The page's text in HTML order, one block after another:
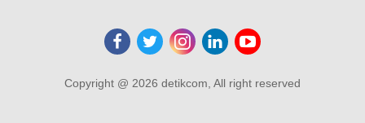
Copyright @ 2026 detikcom, All right reserved